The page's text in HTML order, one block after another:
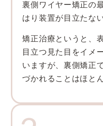
裏側ワイヤー矯正の
はり装置が目立たな
矯正治療というと、
目立つ見た目をイメ
いますが、裏側矯正
づかれることはほと